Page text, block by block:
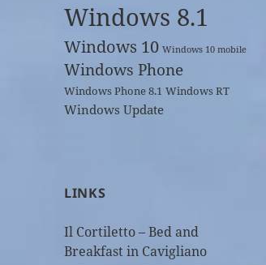
Windows 8.1
Windows 10 Windows 10 mobile
Windows Phone
Windows Phone 8.1 Windows RT
Windows Update
LINKS
Il Cortiletto – Bed and
Breakfast in Cavigliano